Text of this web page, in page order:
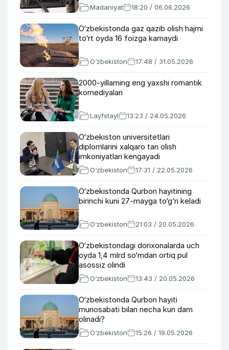
Madaniyat 18:20 / 06.06.2026
O‘zbekistonda gaz qazib olish hajmi
to‘rt oyda 16 foizga kamaydi
O‘zbekiston 17:48 / 31.05.2026
2000-yillarning eng yaxshi romantik
komediyalari
Layfstayl 13:23 / 24.05.2026
O‘zbekiston universitetlari
diplomlarini xalqaro tan olish
imkoniyatlari kengayadi
O‘zbekiston 17:31 / 22.05.2026
O‘zbekistonda Qurbon hayitining
birinchi kuni 27-mayga to‘g‘ri keladi
O‘zbekiston 21:03 / 20.05.2026
O‘zbekistondagi dorixonalarda uch
oyda 1,4 mlrd so‘mdan ortiq pul
asossiz olindi
O‘zbekiston 13:43 / 20.05.2026
O‘zbekistonda Qurbon hayiti
munosabati bilan necha kun dam
olinadi?
O‘zbekiston 15:26 / 19.05.2026